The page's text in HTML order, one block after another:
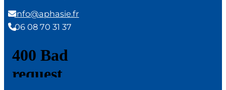
info@aphasie.fr
06 08 70 31 37